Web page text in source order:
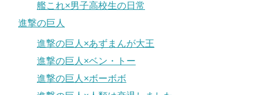
艦これ×男子高校生の日常
進撃の巨人
進撃の巨人×あずまんが大王
進撃の巨人×ベン・トー
進撃の巨人×ボーボボ